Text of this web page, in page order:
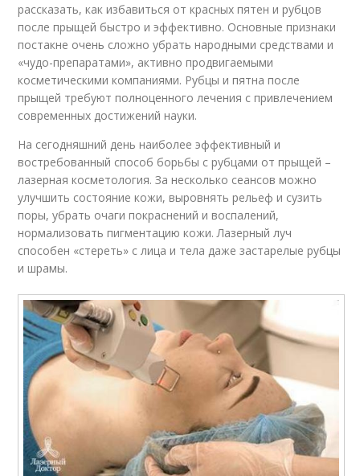
рассказать, как избавиться от красных пятен и рубцов
после прыщей быстро и эффективно. Основные признаки
постакне очень сложно убрать народными средствами и
«чудо-препаратами», активно продвигаемыми
косметическими компаниями. Рубцы и пятна после
прыщей требуют полноценного лечения с привлечением
современных достижений науки.
На сегодняшний день наиболее эффективный и
востребованный способ борьбы с рубцами от прыщей –
лазерная косметология. За несколько сеансов можно
улучшить состояние кожи, выровнять рельеф и сузить
поры, убрать очаги покраснений и воспалений,
нормализовать пигментацию кожи. Лазерный луч
способен «стереть» с лица и тела даже застарелые рубцы
и шрамы.